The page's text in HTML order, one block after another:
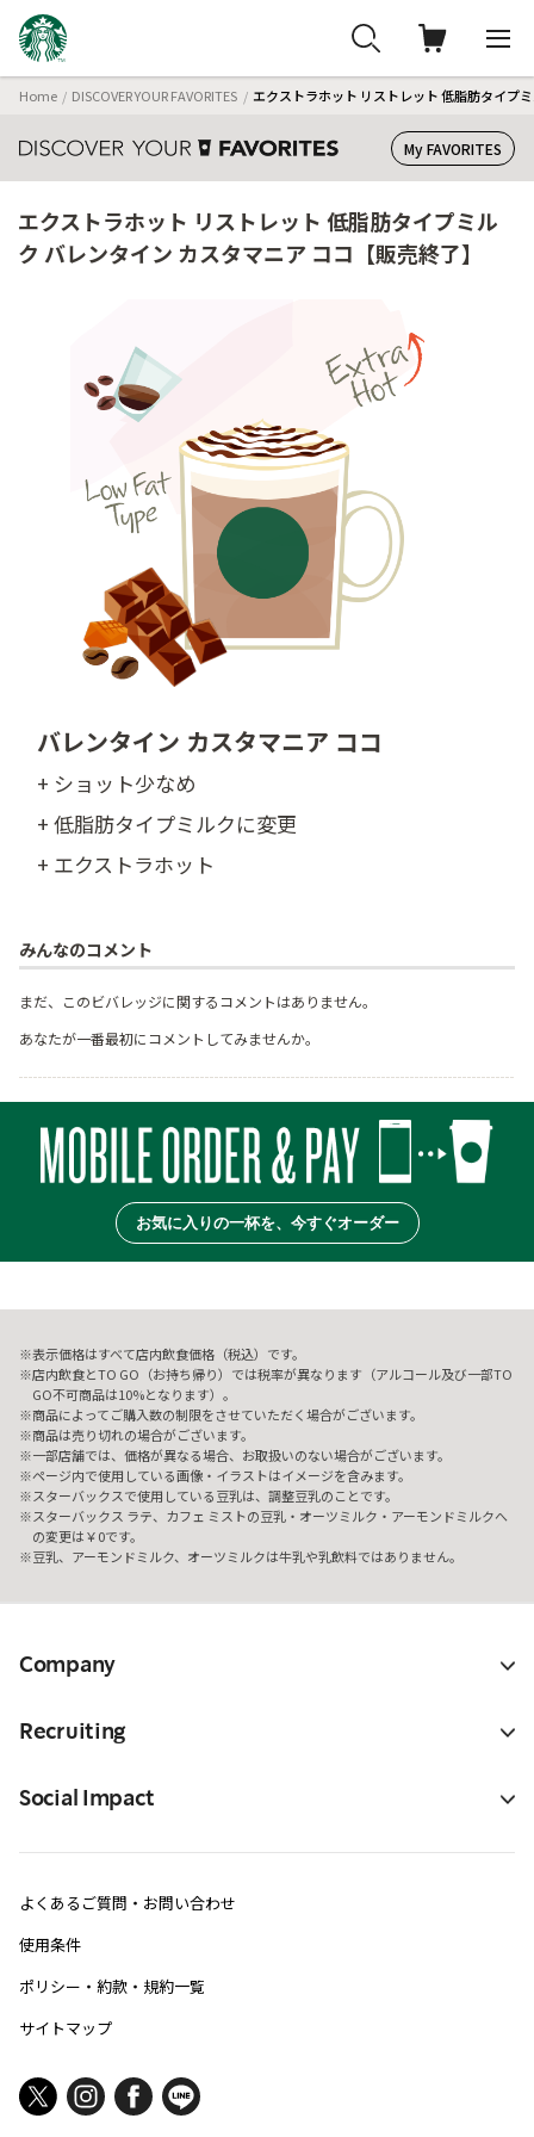
Home DISCOVER YOUR FAVORITES エクストラホット リストレット 低脂肪タイプ
My FAVORITES
エクストラホット リストレット 低脂肪タイプミル
ク バレンタイン カスタマニア ココ【販売終了】
バレンタイン カスタマニア ココ
+ ショット少なめ
+ 低脂肪タイプミルクに変更
+ エクストラホット
みんなのコメント
まだ、このビバレッジに関するコメントはありません。
あなたが一番最初にコメントしてみませんか。
お気に入りの一杯を、今すぐオーダー
表示価格はすべて店内飲食価格（税込）です。
店内飲食とTO GO（お持ち帰り）では税率が異なります（アルコール及び一部TO
GO不可商品は10%となります）。
商品によってご購入数の制限をさせていただく場合がございます。
商品は売り切れの場合がございます。
一部店舗では、価格が異なる場合、お取扱いのない場合がございます。
ページ内で使用している画像・イラストはイメージを含みます。
スターバックスで使用している豆乳は、調整豆乳のことです。
スターバックス ラテ、カフェ ミストの豆乳・オーツミルク・アーモンドミルクへ
の変更は￥0です。
豆乳、アーモンドミルク、オーツミルクは牛乳や乳飲料ではありません。
Company
Recruiting
Social Impact
よくあるご質問・お問い合わせ
使用条件
ポリシー・約款・規約一覧
サイトマップ